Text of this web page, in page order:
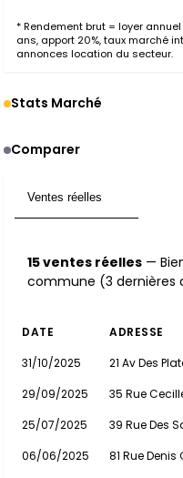
* Rendement brut = loyer
ans, apport 20%, taux marché
annonces location du secteur.
Stats Marché
Comparer
Ventes réelles
15 ventes réelles —
commune (3 dernières
DATE ADRESSE
31/10/2025
21 Av Des
29/09/2025
25/07/2025
39 Rue Des
06/06/2025
81 Rue Denis